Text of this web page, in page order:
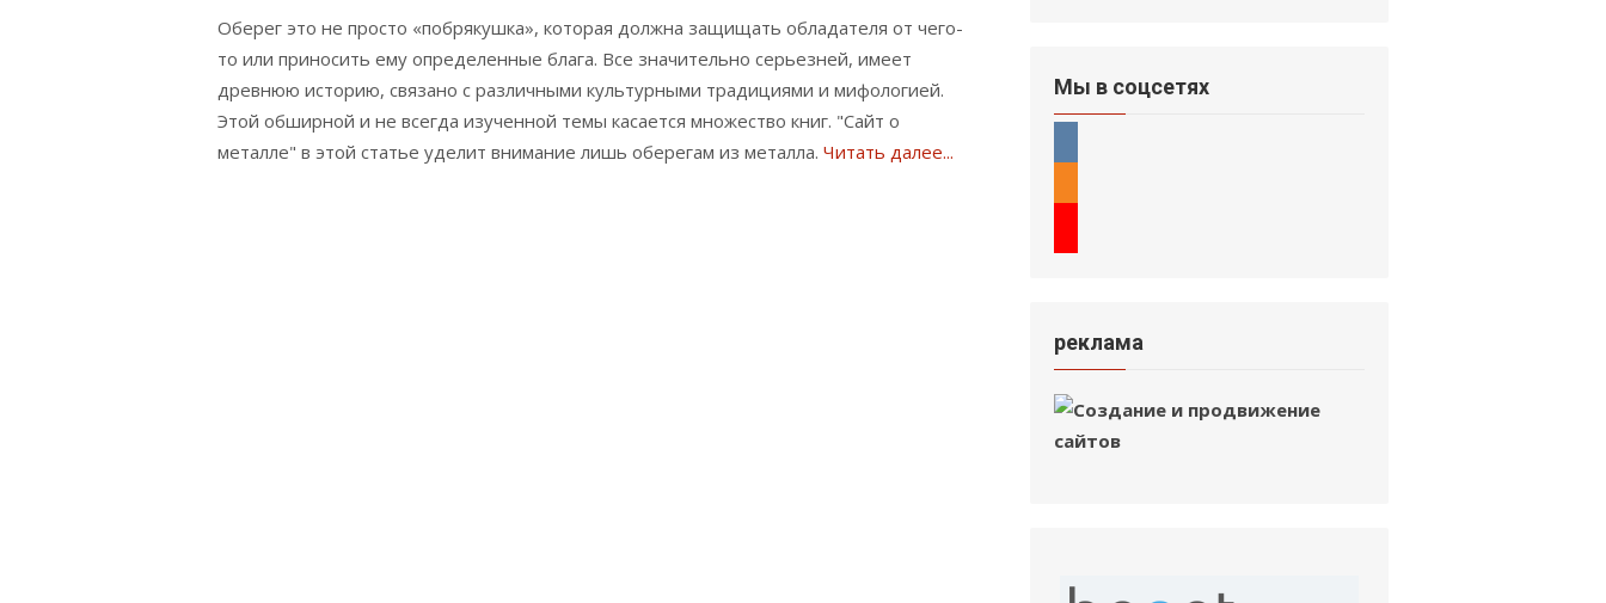
Оберег это не просто «побрякушка», которая должна защищать обладателя от чего-
то или приносить ему определенные блага. Все значительно серьезней, имеет
древнюю историю, связано с различными культурными традициями и мифологией.
Этой обширной и не всегда изученной темы касается множество книг. "Сайт о
металле" в этой статье уделит внимание лишь оберегам из металла. Читать далее...
Мы в соцсетях
реклама